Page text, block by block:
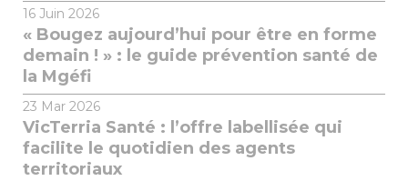
16 Juin 2026
« Bougez aujourd’hui pour être en forme
demain ! » : le guide prévention santé de
la Mgéfi
23 Mar 2026
VicTerria Santé : l’offre labellisée qui
facilite le quotidien des agents
territoriaux